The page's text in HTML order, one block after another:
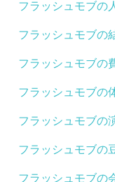
フラッシュモブの
フラッシュモブの
フラッシュモブの
フラッシュモブの
フラッシュモブの
フラッシュモブの
フラッシュモブの